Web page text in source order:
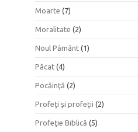
Moarte (7)
Moralitate (2)
Noul Pământ (1)
Păcat (4)
Pocăinţă (2)
Profeţi şi profeţii (2)
Profeţie Biblică (5)